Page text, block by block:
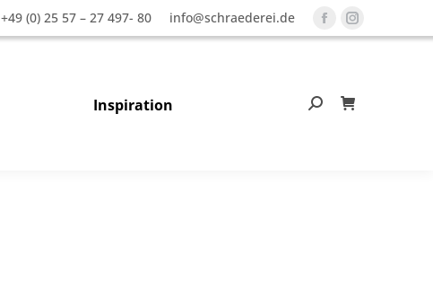
+49 (0) 25 57 – 27 497- 80 info@schraederei.de
Facebook
Instagram
in
Inspiration Search: